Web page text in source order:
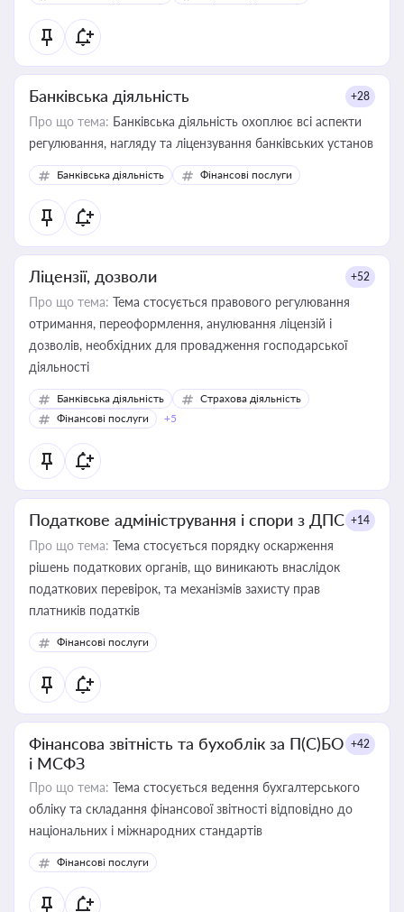
контрагентами
Банківська діяльність +28
Про що тема: Банківська діяльність охоплює всі аспекти
регулювання, нагляду та ліцензування банківських установ
Банківська діяльність Фінансові послуги
Ліцензії, дозволи +52
Про що тема: Тема стосується правового регулювання
отримання, переоформлення, анулювання ліцензій і
дозволів, необхідних для провадження господарської
діяльності
Банківська діяльність
Страхова діяльність
Фінансові послуги
+5
Податкове адміністрування і спори з ДПС +14
Про що тема: Тема стосується порядку оскарження
рішень податкових органів, що виникають внаслідок
податкових перевірок, та механізмів захисту прав
платників податків
Фінансові послуги
Фінансова звітність та бухоблік за П(С)БО
і МСФЗ
+42
Про що тема: Тема стосується ведення бухгалтерського
обліку та складання фінансової звітності відповідно до
національних і міжнародних стандартів
Фінансові послуги